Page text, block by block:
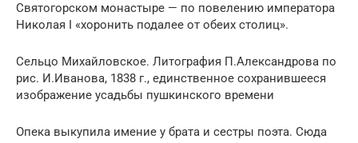
Святогорском монастыре — по повелению императора
Николая I «хоронить подалее от обеих столиц».
Сельцо Михайловское. Литография П.Александрова по
рис. И.Иванова, 1838 г., единственное сохранившееся
изображение усадьбы пушкинского времени
Опека выкупила имение у брата и сестры поэта. Сюда